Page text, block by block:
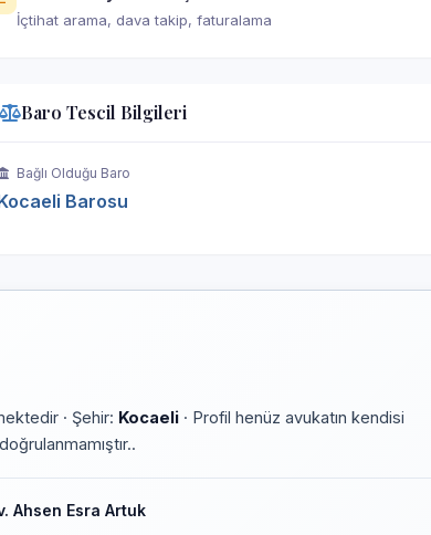
İçtihat arama, dava takip, faturalama
Baro Tescil Bilgileri
Bağlı Olduğu Baro
Barosu
· Şehir: Kocaeli · Profil henüz avukatın kendisi
Ahsen Esra Artuk